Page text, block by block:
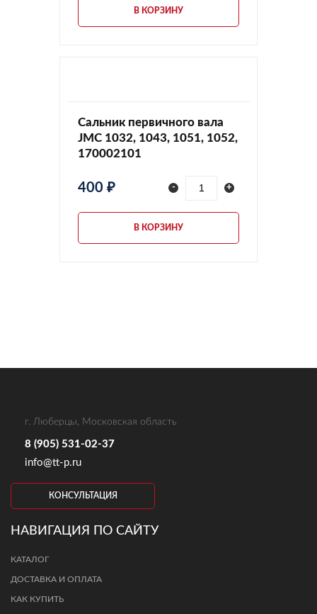
В КОРЗИНУ
Сальник первичного вала
JMC 1032, 1043, 1051, 1052,
170002101
400 ₽ - +
В КОРЗИНУ
г. Люберцы, Московская область
8 (905) 531-02-37
info@tt-p.ru
КОНСУЛЬТАЦИЯ
НАВИГАЦИЯ ПО САЙТУ
КАТАЛОГ
ДОСТАВКА И ОПЛАТА
КАК КУПИТЬ